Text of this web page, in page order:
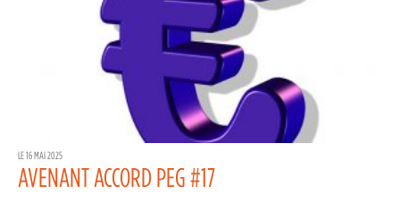
LE 16 MAI 2025
AVENANT ACCORD PEG #17